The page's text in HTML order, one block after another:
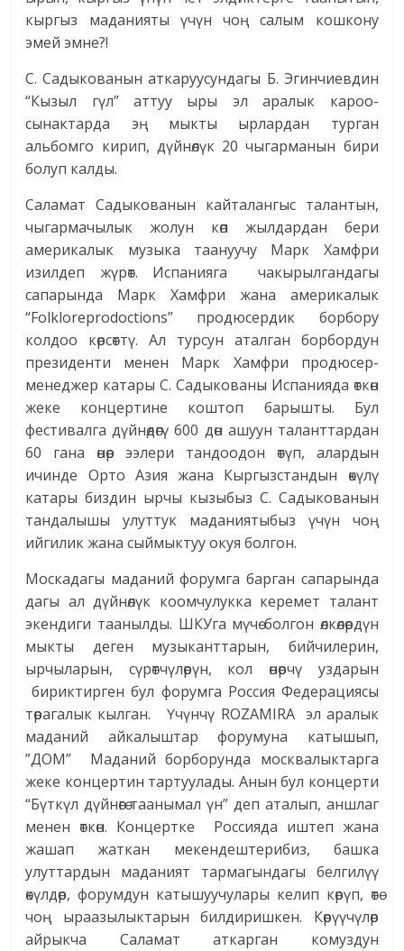
кыргыз маданияты үчүн чоң салым кошкону
эмей эмне?!
С. Садыкованын аткаруусундагы Б. Эгинчиевдин
“Кызыл гүл” аттуу ыры эл аралык кароо-
сынактарда эң мыкты ырлардан турган
альбомго кирип, дүйнөлүк 20 чыгарманын бири
болуп калды.
Саламат Садыкованын кайталангыс талантын,
чыгармачылык жолун көп жылдардан бери
америкалык музыка таануучу Марк Хамфри
изилдеп жүрөт. Испанияга чакырылгандагы
сапарында Марк Хамфри жана америкалык
“Folkloreprodoctions” продюсердик борбору
колдоо көрсөттү. Ал турсун аталган борбордун
президенти менен Марк Хамфри продюсер-
менеджер катары С. Садыкованы Испанияда өткөн
жеке концертине коштоп барышты. Бул
фестивалга дүйнөдөгү 600 дөн ашуун таланттардан
60 гана өнөр ээлери тандоодон өтүп, алардын
ичинде Орто Азия жана Кыргызстандын өкүлү
катары биздин ырчы кызыбыз С. Садыкованын
тандалышы улуттук маданиятыбыз үчүн чоң
ийгилик жана сыймыктуу окуя болгон.
Москадагы маданий форумга барган сапарында
дагы ал дүйнөлүк коомчулукка керемет талант
экендиги таанылды. ШКУга мүчө болгон өлкөлөрдүн
мыкты деген музыканттарын, бийчилерин,
ырчыларын, сүрөтчүлөрүн, кол өнөрчү уздарын
бириктирген бул форумга Россия Федерациясы
төрагалык кылган. Үчүнчү ROZAMIRA эл аралык
маданий айкалыштар форумуна катышып,
”ДОМ” Маданий борборунда москвалыктарга
жеке концертин тартуулады. Анын бул концерти
“Бүткүл дүйнөгө таанымал үн” деп аталып, аншлаг
менен өткөн. Концертке Россияда иштеп жана
жашап жаткан мекендештерибиз, башка
улуттардын маданият тармагындагы белгилүү
өкүлдөр, форумдун катышуучулары келип көрүп, өтө
чоң ыраазылыктарын билдиришкен. Көрүүчүлөр
айрыкча Саламат аткарган комуздун